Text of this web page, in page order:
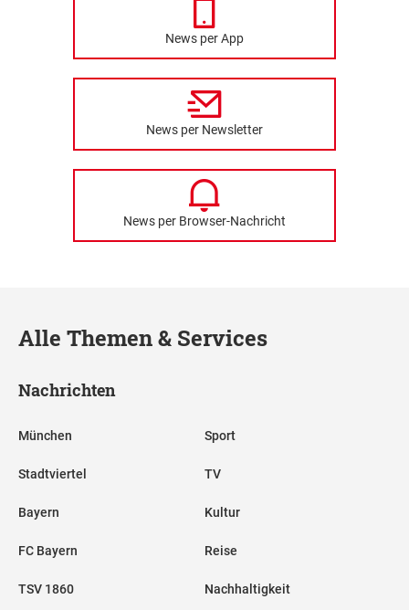
News per App
News per Newsletter
News per Browser-Nachricht
Alle Themen & Services
Nachrichten
München
Stadtviertel
Bayern
FC Bayern
TSV 1860
Sport
TV
Kultur
Reise
Nachhaltigkeit